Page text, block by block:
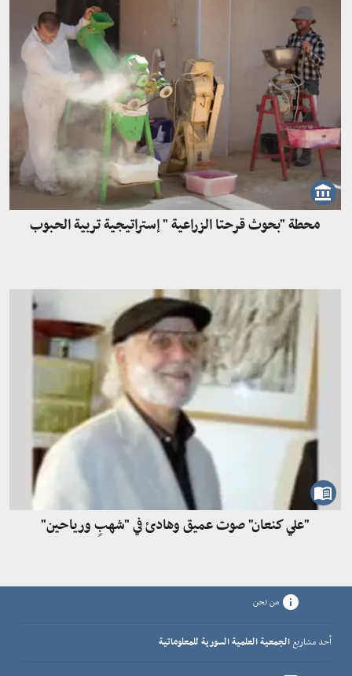
محطة "بحوث قرحتا الزراعية " إستراتيجية تربية الحبوب
"علي كنعان" صوت عميق وهادئ في "شهبٍ ورياحين"
من نحن
أحد مشاريع الجمعية العلمية السورية للمعلوماتية